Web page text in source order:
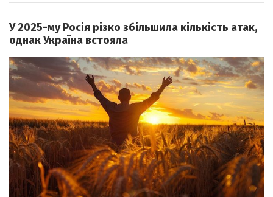
У 2025-му Росія різко збільшила кількість атак,
однак Україна встояла